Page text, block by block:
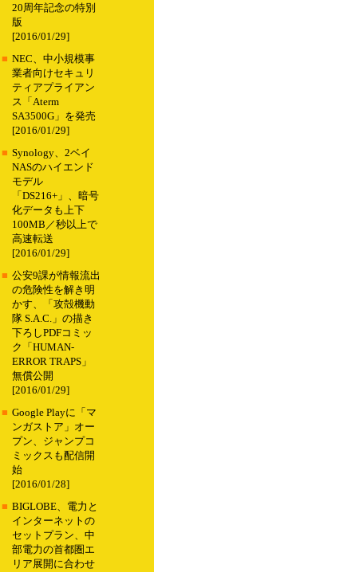
20周年記念の特別
版
[2016/01/29]
■ NEC、中小規模事
業者向けセキュリ
ティアプライアン
ス「Aterm
SA3500G」を発売
[2016/01/29]
■ Synology、2ベイ
NASのハイエンド
モデル
「DS216+」、暗号
化データも上下
100MB／秒以上で
高速転送
[2016/01/29]
■ 公安9課が情報流出
の危険性を解き明
かす、「攻殻機動
隊 S.A.C.」の描き
下ろしPDFコミッ
ク「HUMAN-
ERROR TRAPS」
無償公開
[2016/01/29]
■ Google Playに「マ
ンガストア」オー
プン、ジャンプコ
ミックスも配信開
始
[2016/01/28]
■ BIGLOBE、電力と
インターネットの
セットプラン、中
部電力の首都圏エ
リア展開に合わせ